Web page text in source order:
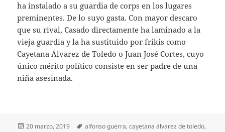
ha instalado a su guardia de corps en los lugares
preminentes. De lo suyo gasta. Con mayor descaro
que su rival, Casado directamente ha laminado a la
vieja guardia y la ha sustituido por frikis como
Cayetana Álvarez de Toledo o Juan José Cortes, cuyo
único mérito político consiste en ser padre de una
niña asesinada.
Publicado
20 marzo, 2019 Etiquetas
alfonso guerra,cayetana álvarez de toledo,